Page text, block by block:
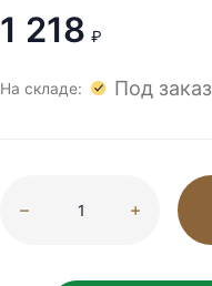
1 218 ₽
На складе: Под заказ